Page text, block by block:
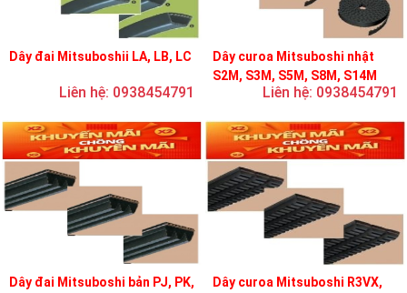
Dây đai Mitsuboshii LA, LB, LC
Liên hệ: 0938454791
Dây curoa Mitsuboshi nhật
S2M, S3M, S5M, S8M, S14M
Liên hệ: 0938454791
Dây đai Mitsuboshi bản PJ, PK,
Dây curoa Mitsuboshi R3VX,